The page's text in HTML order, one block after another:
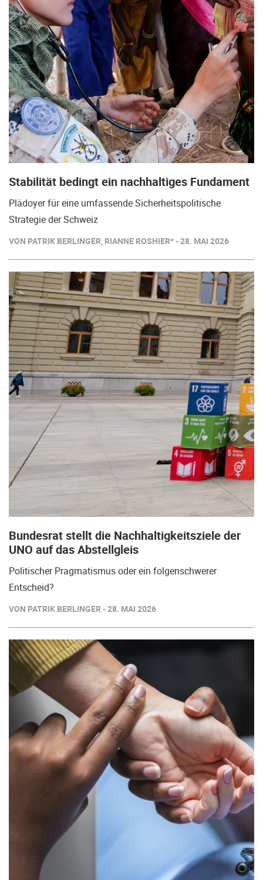
Stabilität bedingt ein nachhaltiges Fundament
Plädoyer für eine umfassende Sicherheitspolitische
Strategie der Schweiz
VON PATRIK BERLINGER, RIANNE ROSHIER* - 28. MAI 2026
Bundesrat stellt die Nachhaltigkeitsziele der
UNO auf das Abstellgleis
Politischer Pragmatismus oder ein folgenschwerer
Entscheid?
VON PATRIK BERLINGER - 28. MAI 2026